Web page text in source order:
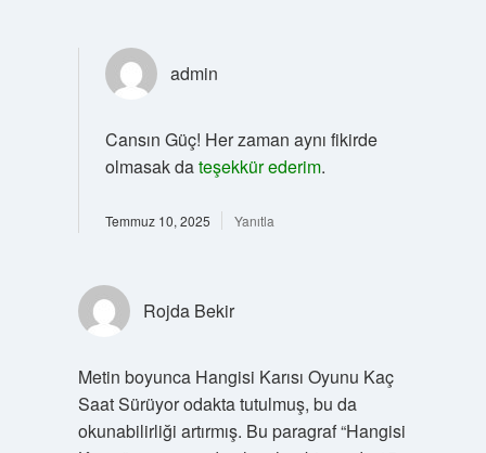
admin
Cansın Güç! Her zaman aynı fikirde
olmasak dateşekkür ederim.
Temmuz 10, 2025 Yanıtla
Rojda Bekir
Metin boyunca Hangisi Karısı Oyunu Kaç
Saat Sürüyor odakta tutulmuş, bu da
okunabilirliği artırmış. Bu paragraf “Hangisi